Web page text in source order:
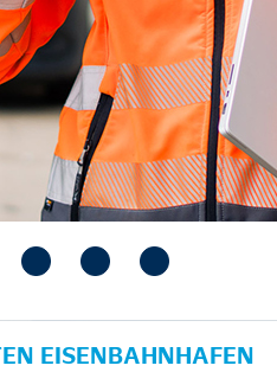
EISENBAHNHAFEN